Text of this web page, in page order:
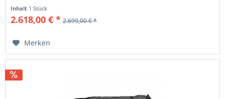
Inhalt 1 Stück
2.618,00 € * 2.699,00 € *
Merken